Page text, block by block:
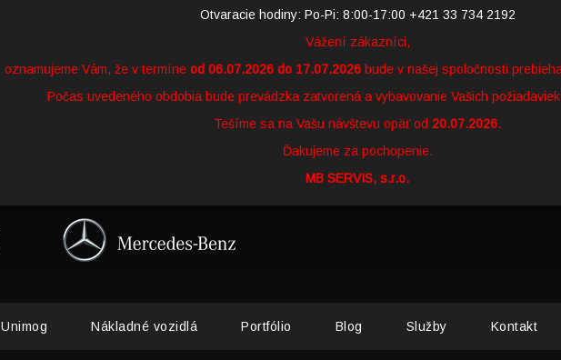
Otvaracie hodiny: Po-Pi: 8:00-17:00 +421 33 734 2192
Vážení zákazníci,
oznamujeme Vám, že v termíne od 06.07.2026 do 17.07.2026bude v našej spoločnosti
Počas uvedeného obdobia bude prevádzka zatvorená a vybavovanie Vašich
Tešíme sa na Vašu návštevu opäť od 20.07.2026.
Ďakujeme za pochopenie.
MB SERVIS, s.r.o.
Unimog Nákladné vozidlá Portfólio Blog Služby Kontakt